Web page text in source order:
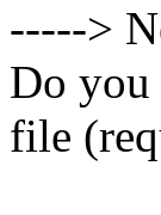
----->
Do
file